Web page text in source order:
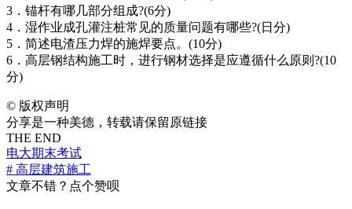
3．锚杆有哪几部分组成?(6分)
4．湿作业成孔灌注桩常见的质量问题有哪些?(日分)
5．简述电渣压力焊的施焊要点。(10分)
6．高层钢结构施工时，进行钢材选择是应遵循什么原则?(10
分)
© 版权声明
分享是一种美德，转载请保留原链接
THE END
电大期末考试
# 高层建筑施工
文章不错？点个赞呗